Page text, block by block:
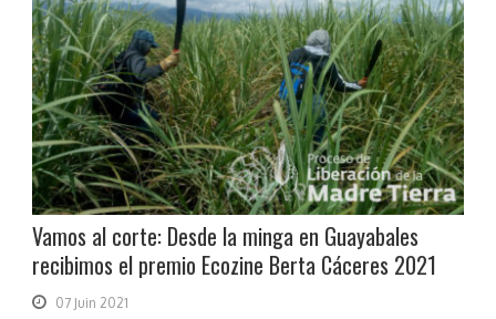
Vamos al corte: Desde la minga en Guayabales
recibimos el premio Ecozine Berta Cáceres 2021
07 Juin 2021